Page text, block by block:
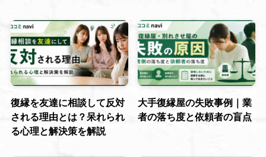
復縁を友達に相談して反対
される理由とは？呆れられ
る心理と解決策を解説
大手復縁屋の失敗事例｜業
者の落ち度と依頼者の盲点